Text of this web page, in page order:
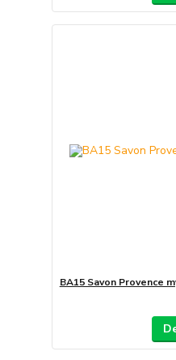
BA15 Savon Provence